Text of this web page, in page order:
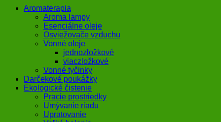
Aromaterapia
Aroma lampy
Esenciálne oleje
Osviežovače vzduchu
Vonné oleje
jednozložkové
viaczložkové
Vonné tyčinky
Darčekové poukážky
Ekologické čistenie
Pracie prostriedky
Umývanie riadu
Upratovanie